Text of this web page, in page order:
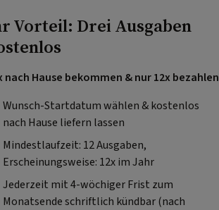
Vorteil: Drei Ausgaben
nach Hause bekommen & nur 12x bezahlen
Wunsch-Startdatum wählen & kostenlos
nach Hause liefern lassen
Mindestlaufzeit: 12 Ausgaben,
Erscheinungsweise: 12x im Jahr
Jederzeit mit 4-wöchiger Frist zum
Monatsende schriftlich kündbar (nach